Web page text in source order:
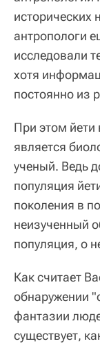
исторических
антропологи
исследовали
хотя
постоянно из
При этом йети
является
ученый. Ведь
популяция
поколения в
неизученный
популяция, о
Как считает
обнаружении
фантазии
существует,